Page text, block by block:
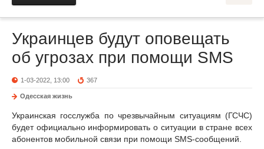
Украинцев будут оповещать
об угрозах при помощи SMS
1-03-2022, 13:00 367
Одесская жизнь
Украинская госслужба по чрезвычайным ситуациям (ГСЧС)
будет официально информировать о ситуации в стране всех
абонентов мобильной связи при помощи SMS-сообщений.